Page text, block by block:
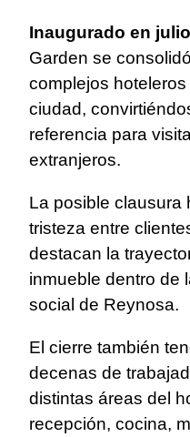
Inaugurado en
Garden se
complejos
ciudad,
referencia para
extranjeros.
La posible clausura
tristeza entre
destacan la
inmueble dentro de
social de Reynosa.
El cierre también
decenas de
distintas áreas del
recepción, cocina,